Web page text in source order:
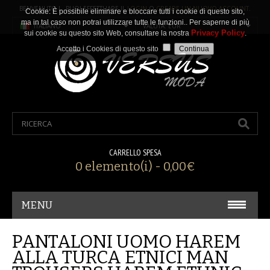
BENVENUTO ! PUOI EFFETTUARE ILLOGINOCREARE UN NUOVO ACCOUNT .
ITALIANO VALUTA: EUR
CARRELLO SPESA
0 elemento(i) - 0,00€
MENU
CARNEVALE/ COSPLAY
ACCESSORI
PANTALONI UOMO HAREM
ALLA TURCA ETNICI MAN
Cookie: È possibile eliminare e bloccare tutti i cookie di questo sito,
ma in tal caso non potrai utilizzare tutte le funzioni.. Per saperne di più
sui cookie su questo sito Web, consultare la nostra Privacy Policy.
Accetto i Cookies di questo sito